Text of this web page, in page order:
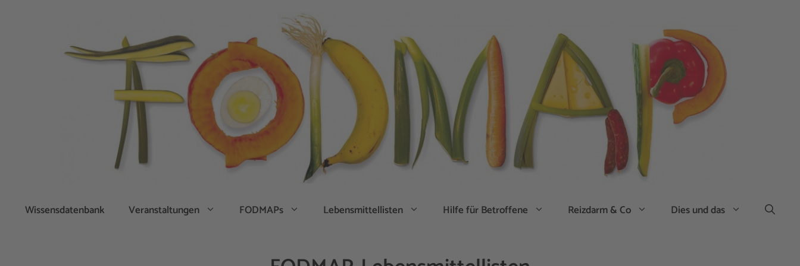
Wissensdatenbank Veranstaltungen FODMAPs Lebensmittellisten Hilfe für Betroffene Reizdarm & Co Dies und das